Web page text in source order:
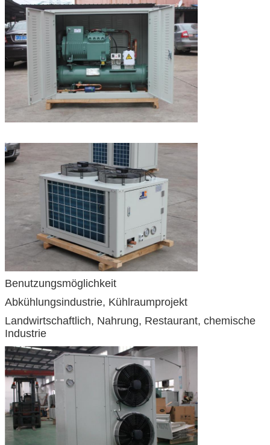
Benutzungsmöglichkeit
Abkühlungsindustrie, Kühlraumprojekt
Landwirtschaftlich, Nahrung, Restaurant, chemische
Industrie